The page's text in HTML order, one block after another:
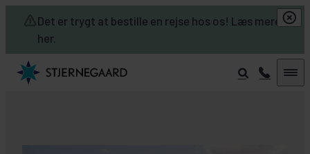
Det er trygt at bestille en rejse hos os! Læs mere
her.
Skip to main content